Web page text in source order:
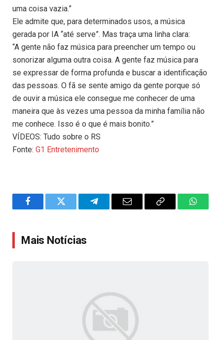
uma coisa vazia.”
Ele admite que, para determinados usos, a música
gerada por IA “até serve”. Mas traça uma linha clara:
“A gente não faz música para preencher um tempo ou
sonorizar alguma outra coisa. A gente faz música para
se expressar de forma profunda e buscar a identificação
das pessoas. O fã se sente amigo da gente porque só
de ouvir a música ele consegue me conhecer de uma
maneira que às vezes uma pessoa da minha família não
me conhece. Isso é o que é mais bonito.”
VÍDEOS: Tudo sobre o RS
Fonte: G1 Entretenimento
FacebookTwitter TelegramEmail
Copy
Mais Notícias